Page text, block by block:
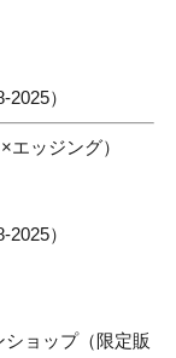
）
ッジング）
）
ョップ（限定販